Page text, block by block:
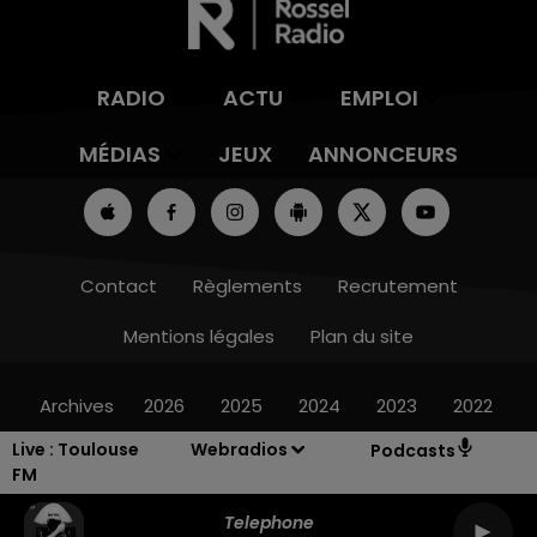
Live : Toulouse
FM
Webradios Podcasts
Telephone
RADIO ACTU
EMPLOI
MÉDIAS
JEUX ANNONCEURS
Contact Règlements
Recrutement
Mentions légales
Plan du site
Archives 2026 2025 2024 2023 2022